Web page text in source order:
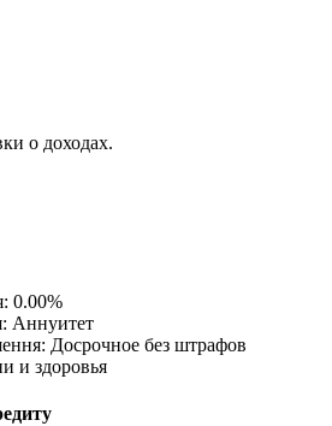
о доходах.
0.00%
Aннуитет
Досрочное без штрафов
и здоровья